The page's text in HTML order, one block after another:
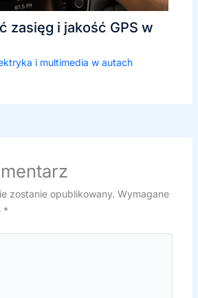
zasięg i jakość GPS w
i multimedia w autach
zostanie opublikowany. Wymagane
*